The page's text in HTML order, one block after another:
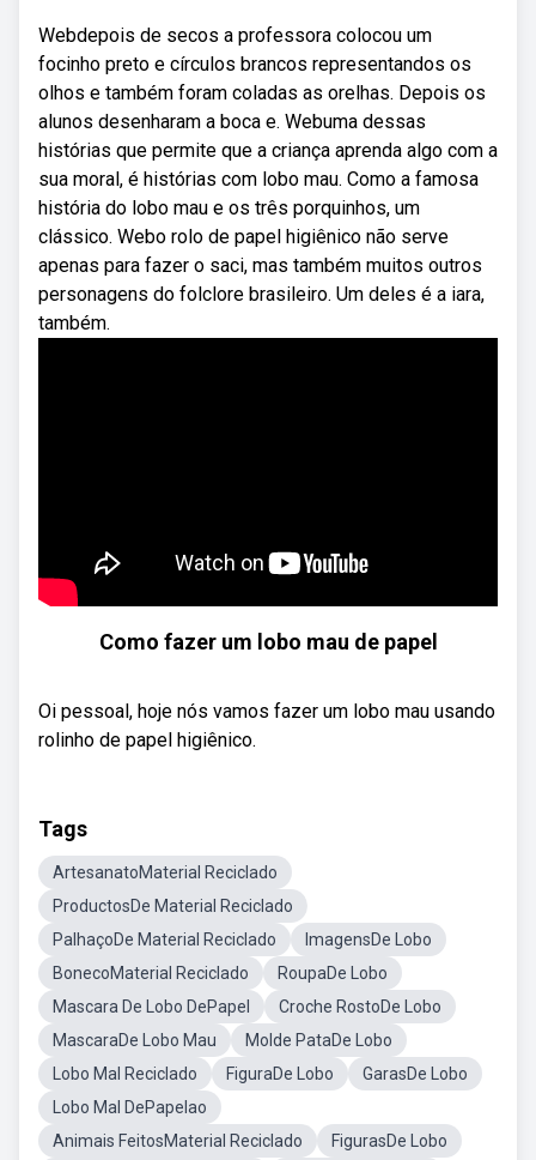
Webdepois de secos a professora colocou um
focinho preto e círculos brancos representandos os
olhos e também foram coladas as orelhas. Depois os
alunos desenharam a boca e. Webuma dessas
histórias que permite que a criança aprenda algo com a
sua moral, é histórias com lobo mau. Como a famosa
história do lobo mau e os três porquinhos, um
clássico. Webo rolo de papel higiênico não serve
apenas para fazer o saci, mas também muitos outros
personagens do folclore brasileiro. Um deles é a iara,
também.
Como fazer um lobo mau de papel
Oi pessoal, hoje nós vamos fazer um lobo mau usando
rolinho de papel higiênico.
Tags
ArtesanatoMaterial Reciclado
ProductosDe Material Reciclado
PalhaçoDe Material Reciclado
ImagensDe Lobo
BonecoMaterial Reciclado
RoupaDe Lobo
Mascara De Lobo DePapel
Croche RostoDe Lobo
MascaraDe Lobo Mau
Molde PataDe Lobo
Lobo Mal Reciclado
FiguraDe Lobo
GarasDe Lobo
Lobo Mal DePapelao
Animais FeitosMaterial Reciclado
FigurasDe Lobo